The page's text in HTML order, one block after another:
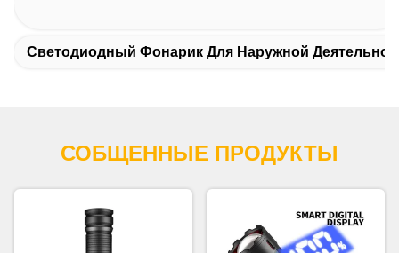
Светодиодный Фонарик Для Наружной
СОБЩЕННЫЕ ПРОДУКТЫ